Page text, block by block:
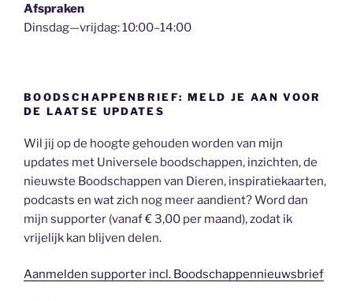
Afspraken
Dinsdag—vrijdag: 10:00–14:00
BOODSCHAPPENBRIEF: MELD JE AAN VOOR
DE LAATSE UPDATES
Wil jij op de hoogte gehouden worden van mijn
updates met Universele boodschappen, inzichten, de
nieuwste Boodschappen van Dieren, inspiratiekaarten,
podcasts en wat zich nog meer aandient? Word dan
mijn supporter (vanaf € 3,00 per maand), zodat ik
vrijelijk kan blijven delen.
Aanmelden supporter incl. Boodschappennieuwsbrief